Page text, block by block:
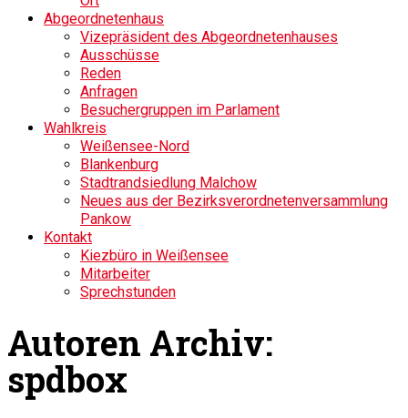
Abgeordnetenhaus
Vizepräsident des Abgeordnetenhauses
Ausschüsse
Reden
Anfragen
Besuchergruppen im Parlament
Wahlkreis
Weißensee-Nord
Blankenburg
Stadtrandsiedlung Malchow
Neues aus der Bezirksverordnetenversammlung
Pankow
Kontakt
Kiezbüro in Weißensee
Mitarbeiter
Sprechstunden
Autoren Archiv:
spdbox